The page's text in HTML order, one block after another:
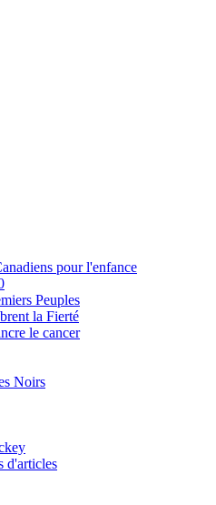
pour l'enfance
Peuples
la Fierté
le cancer
Noirs
d'articles